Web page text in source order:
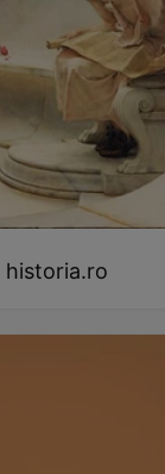
historia.ro